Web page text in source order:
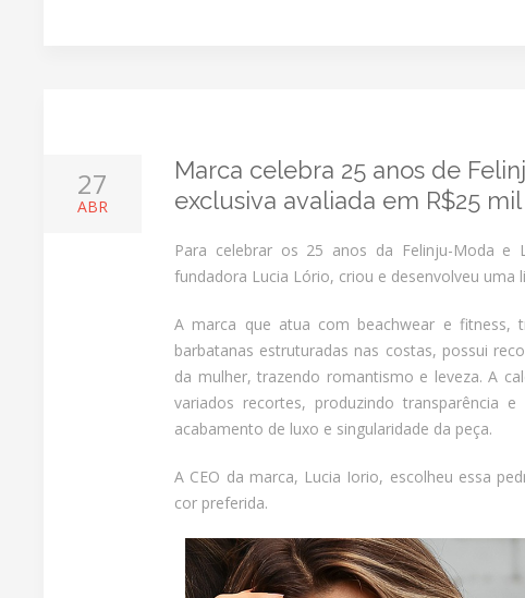
27
ABR
Marca celebra 25 anos de
exclusiva avaliada em R$25
Para celebrar os 25 anos da Felinju-Moda e
fundadora Lucia Lório, criou e desenvolveu uma
A marca que atua com beachwear e fitness,
barbatanas estruturadas nas costas, possui
da mulher, trazendo romantismo e leveza. A
variados recortes, produzindo transparência
acabamento de luxo e singularidade da peça.
A CEO da marca, Lucia Iorio, escolheu essa
cor preferida.